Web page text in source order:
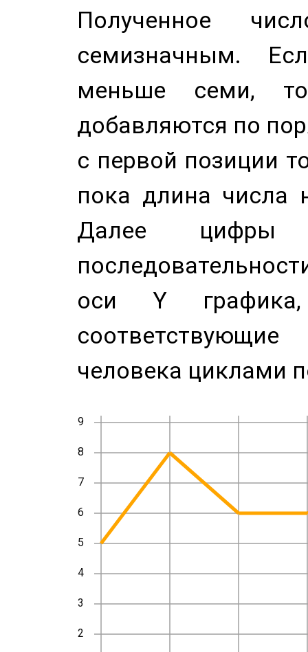
Полученное
семизначным.
меньше семи,
добавляются по
с первой позиции
пока длина числа
Далее цифры
оси Y
человека циклами